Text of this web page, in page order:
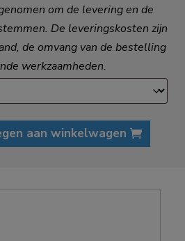
om de levering en de
De leveringskosten zijn
de omvang van de bestelling
werkzaamheden.
aan winkelwagen